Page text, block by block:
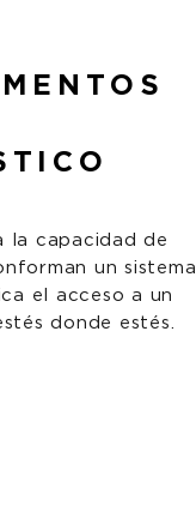
la capacidad de
un sistema
el acceso a un
donde estés.